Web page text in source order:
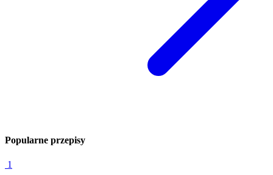
Popularne przepisy
1